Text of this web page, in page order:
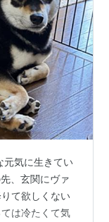
元気に生きてい
、玄関にヴァ
て欲しくない
は冷たくて気